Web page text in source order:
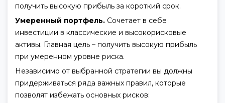
получить высокую прибыль за короткий срок.
Умеренный портфель. Сочетает в себе
инвестиции в классические и высокорисковые
активы. Главная цель – получить высокую прибыль
при умеренном уровне риска.
Независимо от выбранной стратегии вы должны
придерживаться ряда важных правил, которые
позволят избежать основных рисков: